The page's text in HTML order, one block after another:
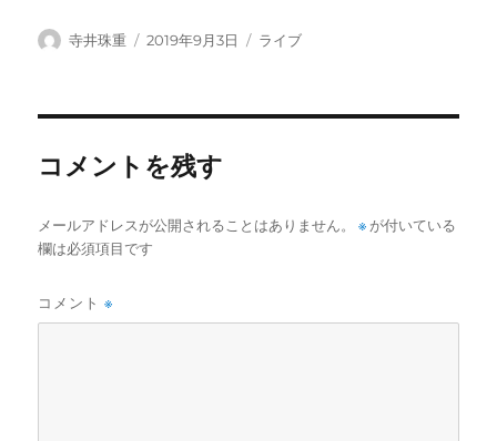
投
寺井珠重
投
2019年9月3日
カ
ライブ
コメントを残す
メールアドレスが公開されることはありません。 ※ が付いている
欄は必須項目です
コメント※